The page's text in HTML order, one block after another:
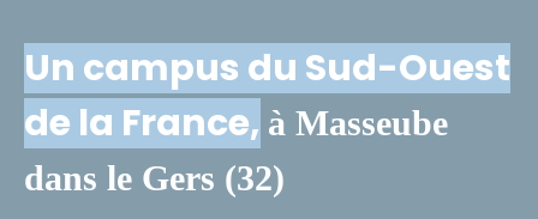
Un campus du Sud-Ouest
de la France, à Masseube
dans le Gers (32)